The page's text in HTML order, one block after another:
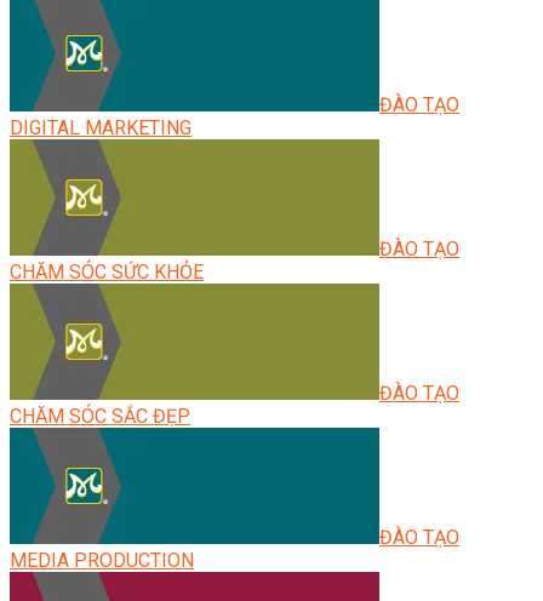
ĐÀO TẠO
DIGITAL MARKETING
ĐÀO TẠO
CHĂM SÓC SỨC KHỎE
ĐÀO TẠO
CHĂM SÓC SẮC ĐẸP
ĐÀO TẠO
MEDIA PRODUCTION